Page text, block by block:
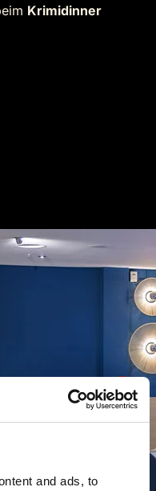
and ads, to
Krimidinner